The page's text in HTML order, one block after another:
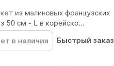
из малиновых французских
50 см - L в корейско...
в наличии
Быстрый заказ